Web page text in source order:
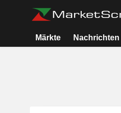
Märkte Nachrichten